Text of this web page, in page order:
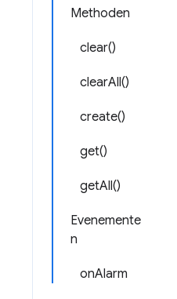
Methoden
clear()
clearAll()
create()
get()
getAll()
Evenemente
n
onAlarm